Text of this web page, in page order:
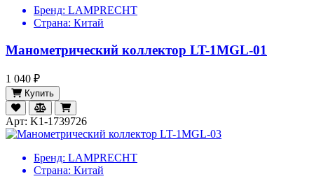
Бренд: LAMPRECHT
Страна: Китай
Манометрический коллектор LT-1MGL-01
1 040 ₽
Купить
Арт: K1-1739726
Бренд: LAMPRECHT
Страна: Китай